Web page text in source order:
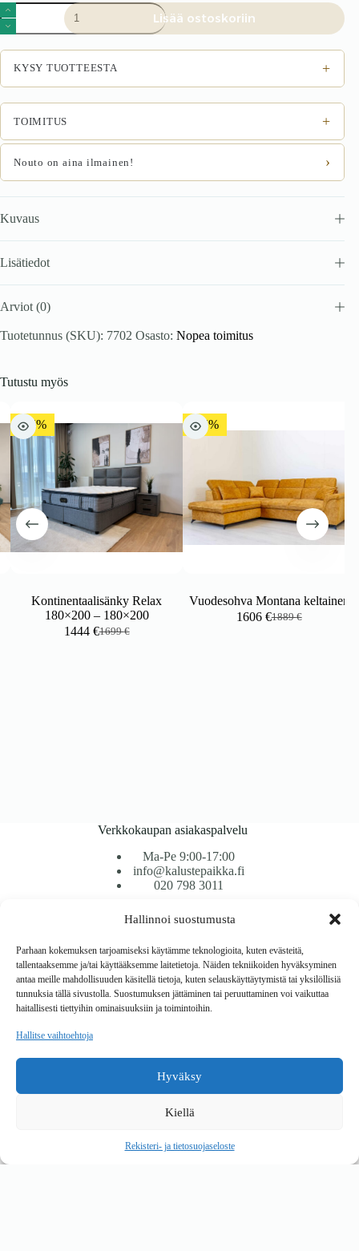
Hallinnoi suostumusta
Parhaan kokemuksen tarjoamiseksi käytämme teknologioita, kuten evästeitä,
tallentaaksemme ja/tai käyttääksemme laitetietoja. Näiden tekniikoiden hyväksyminen
antaa meille mahdollisuuden käsitellä tietoja, kuten selauskäyttäytymistä tai yksilöllisiä
tunnuksia tällä sivustolla. Suostumuksen jättäminen tai peruuttaminen voi vaikuttaa
haitallisesti tiettyihin ominaisuuksiin ja toimintoihin.
Hallitse vaihtoehtoja
Hyväksy
Kiellä
Rekisteri- ja tietosuojaseloste
Kontinentaalisänky
Glasgow
180x200
määrä
Lisää ostoskoriin
KYSY TUOTTEESTA +
TOIMITUS +
Nouto on aina ilmainen! ›
Kuvaus
Lisätiedot
Arviot (0)
Tuotetunnus (SKU): 7702 Osasto: Nopea toimitus
Tutustu myös
-15%
Kontinentaalisänky Relax
180×200 – 180×200
1699€
Alkuperäinen
1444€Nykyinen
-15%
Vuodesohva Montana keltainen
1889€
Alkuperäinen
1606€Nykyinen
Verkkokaupan asiakaspalvelu
Ma-Pe 9:00-17:00
info@kalustepaikka.fi
020 798 3011
Tavarantoimitus / Maksutavat
Toimitustavat
Maksutavat
Vaihto ja palautus
Reklamaatiot
Copyright © 2026 Kalustepaikka